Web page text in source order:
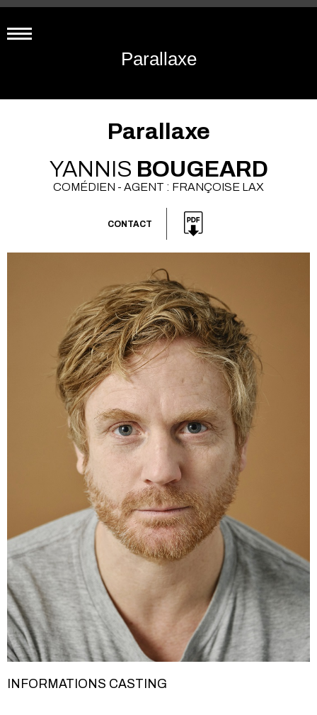
Parallaxe
Parallaxe
YANNIS BOUGEARD
COMÉDIEN - AGENT : FRANÇOISE LAX
CONTACT
INFORMATIONS CASTING